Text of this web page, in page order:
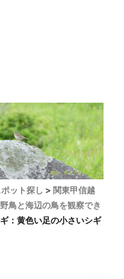
ット探し
関東甲信越
鳥と海辺の鳥を観察でき
：黄色い足の小さいシギ